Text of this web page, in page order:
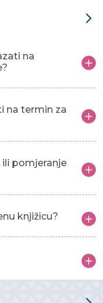
na
na termin za
ili pomjeranje
knjižicu?